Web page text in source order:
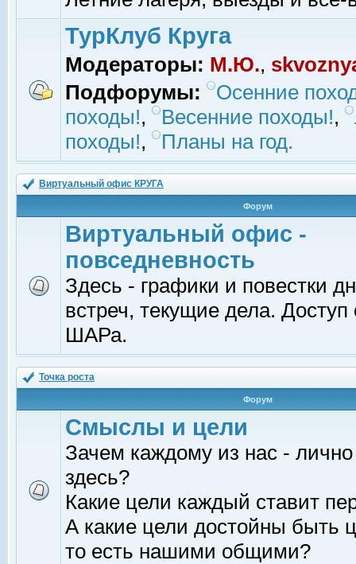
ТурКлуб Круга
Модераторы: М.Ю.,
Подфорумы:
Осенние
походы!, Весенние походы!,
походы!, Планы на год.
Виртуальный офис КРУГА
Форум
Виртуальный офис -
повседневность
Здесь - графики и повестки
встреч, текущие дела.
ШАРа.
Точка роста
Форум
Смыслы и цели
Зачем каждому из нас -
здесь?
Какие цели каждый ставит
А какие цели достойны быть
то есть нашими общими?